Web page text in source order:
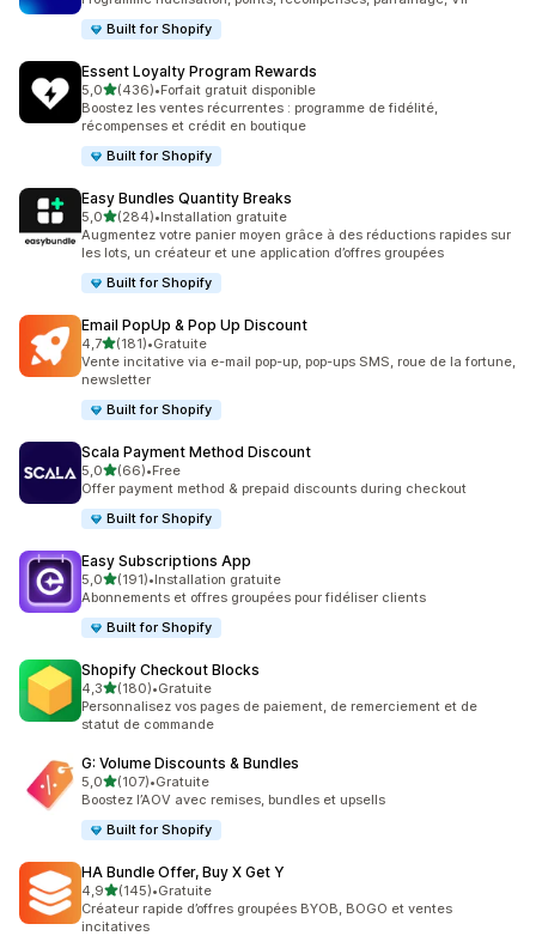
Built for Shopify
Essent Loyalty Program Rewards
5,0étoile(s) sur 5
(436)
436 avis au total
•Forfait gratuit disponible
Boostez les ventes récurrentes : programme de fidélité,
récompenses et crédit en boutique
Built for Shopify
Easy Bundles Quantity Breaks
5,0étoile(s) sur 5
(284)
284 avis au total
•Installation gratuite
Augmentez votre panier moyen grâce à des réductions rapides sur
les lots, un créateur et une application d’offres groupées
Built for Shopify
Email PopUp & Pop Up Discount
4,7étoile(s) sur 5
(181)
181 avis au total
•Gratuite
Vente incitative via e-mail pop-up, pop-ups SMS, roue de la fortune,
newsletter
Built for Shopify
Scala Payment Method Discount
5,0étoile(s) sur 5
(66)
66 avis au total
•Free
Offer payment method & prepaid discounts during checkout
Built for Shopify
Easy Subscriptions App
5,0étoile(s) sur 5
(191)
191 avis au total
•Installation gratuite
Abonnements et offres groupées pour fidéliser clients
Built for Shopify
Shopify Checkout Blocks
4,3étoile(s) sur 5
(180)
180 avis au total
•Gratuite
Personnalisez vos pages de paiement, de remerciement et de
statut de commande
G: Volume Discounts & Bundles
5,0étoile(s) sur 5
(107)
107 avis au total
•Gratuite
Boostez l’AOV avec remises, bundles et upsells
Built for Shopify
HA Bundle Offer, Buy X Get Y
4,9étoile(s) sur 5
(145)
145 avis au total
•Gratuite
Créateur rapide d’offres groupées BYOB, BOGO et ventes
incitatives